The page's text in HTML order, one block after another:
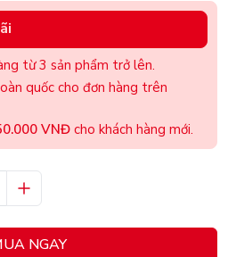
từ 3 sản phẩm trở lên.
quốc cho đơn hàng trên
VNĐ cho khách hàng mới.
NGAY